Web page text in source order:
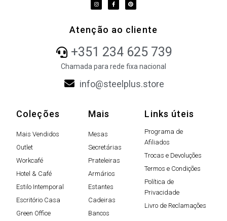
Atenção ao cliente
+351 234 625 739
Chamada para rede fixa nacional
info@steelplus.store
Coleções
Mais Vendidos
Outlet
Workcafé
Hotel & Café
Estilo Intemporal
Escritório Casa
Green Office
Mais
Mesas
Secretárias
Prateleiras
Armários
Estantes
Cadeiras
Bancos
Links úteis
Programa de
Afiliados
Trocas e Devoluções
Termos e Condições
Política de
Privacidade
Livro de Reclamações